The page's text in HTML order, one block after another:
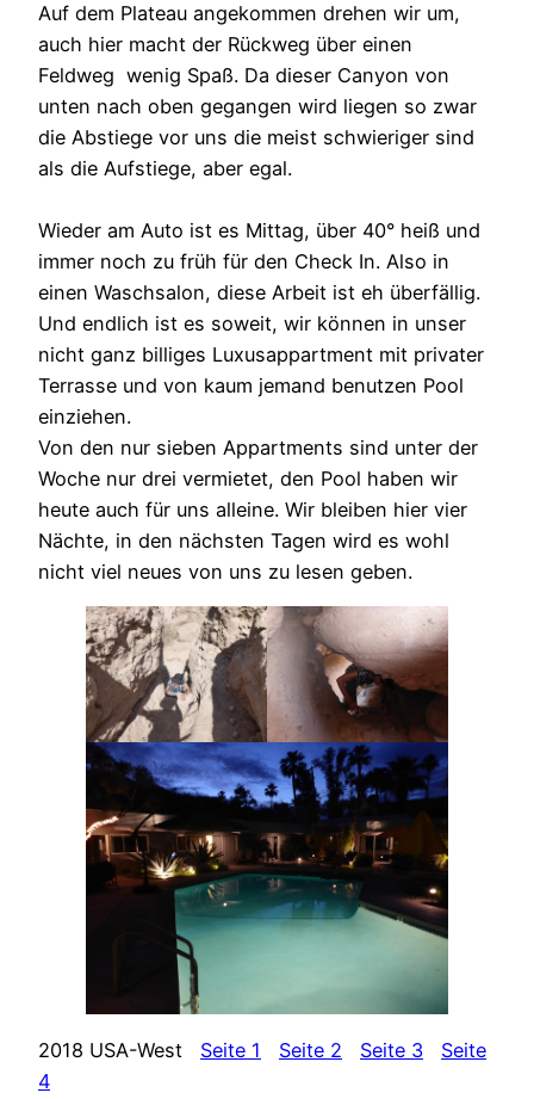
Auf dem Plateau angekommen drehen wir um,
auch hier macht der Rückweg über einen
Feldweg wenig Spaß. Da dieser Canyon von
unten nach oben gegangen wird liegen so zwar
die Abstiege vor uns die meist schwieriger sind
als die Aufstiege, aber egal.
Wieder am Auto ist es Mittag, über 40° heiß und
immer noch zu früh für den Check In. Also in
einen Waschsalon, diese Arbeit ist eh überfällig.
Und endlich ist es soweit, wir können in unser
nicht ganz billiges Luxusappartment mit privater
Terrasse und von kaum jemand benutzen Pool
einziehen.
Von den nur sieben Appartments sind unter der
Woche nur drei vermietet, den Pool haben wir
heute auch für uns alleine. Wir bleiben hier vier
Nächte, in den nächsten Tagen wird es wohl
nicht viel neues von uns zu lesen geben.
2018 USA-West Seite 1 Seite 2 Seite 3
Seite
4